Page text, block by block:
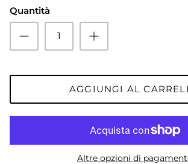
Quantità
AGGIUNGI AL
Altre opzioni di